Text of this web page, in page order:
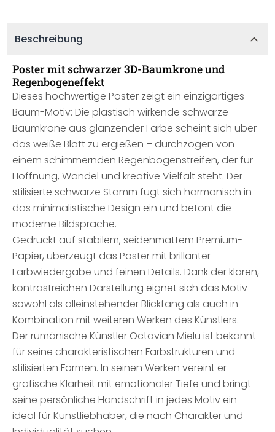
Beschreibung
Poster mit schwarzer 3D-Baumkrone und
Regenbogeneffekt
Dieses hochwertige Poster zeigt ein einzigartiges
Baum-Motiv: Die plastisch wirkende schwarze
Baumkrone aus glänzender Farbe scheint sich über
das weiße Blatt zu ergießen – durchzogen von
einem schimmernden Regenbogenstreifen, der für
Hoffnung, Wandel und kreative Vielfalt steht. Der
stilisierte schwarze Stamm fügt sich harmonisch in
das minimalistische Design ein und betont die
moderne Bildsprache.
Gedruckt auf stabilem, seidenmattem Premium-
Papier, überzeugt das Poster mit brillanter
Farbwiedergabe und feinen Details. Dank der klaren,
kontrastreichen Darstellung eignet sich das Motiv
sowohl als alleinstehender Blickfang als auch in
Kombination mit weiteren Werken des Künstlers.
Der rumänische Künstler Octavian Mielu ist bekannt
für seine charakteristischen Farbstrukturen und
stilisierten Formen. In seinen Werken vereint er
grafische Klarheit mit emotionaler Tiefe und bringt
seine persönliche Handschrift in jedes Motiv ein –
ideal für Kunstliebhaber, die nach Charakter und